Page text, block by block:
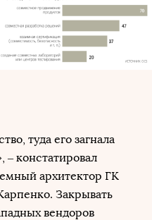
туда его загнала
– констатировал
архитектор ГК
Закрывать
вендоров